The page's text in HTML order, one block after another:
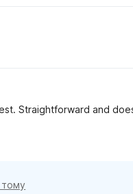
Straightforward and
тому